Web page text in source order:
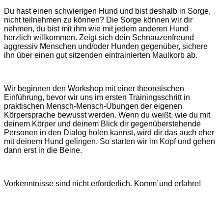
Du hast einen schwierigen Hund und bist deshalb in Sorge,
nicht teilnehmen zu können? Die Sorge können wir dir
nehmen, du bist mit ihm wie mit jedem anderen Hund
herzlich willkommen. Zeigt sich dein Schnauzenfreund
aggressiv Menschen und/oder Hunden gegenüber, sichere
ihn über einen gut sitzenden eintrainierten Maulkorb ab.
Wir beginnen den Workshop mit einer theoretischen
Einführung, bevor wir uns im ersten Trainingsschritt in
praktischen Mensch-Mensch-Übungen der eigenen
Körpersprache bewusst werden. Wenn du weißt, wie du mit
deinem Körper und deinem Blick dir gegenüberstehende
Personen in den Dialog holen kannst, wird dir das auch eher
mit deinem Hund gelingen. So starten wir im Kopf und gehen
dann erst in die Beine.
Vorkenntnisse sind nicht erforderlich. Komm´und erfahre!